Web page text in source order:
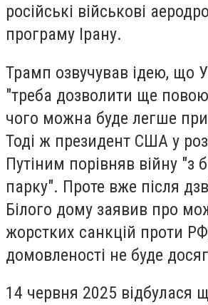
російські військові
програму Ірану.
Трамп озвучував ідею, що
"треба дозволити ще
чого можна буде легше
Тоді ж президент США у
Путіним порівняв війну "з
парку". Проте вже після
Білого дому заявив про
жорстких санкцій проти
домовленості не буде
14 червня 2025 відбулася